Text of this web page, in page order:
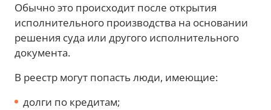
Обычно это происходит после открытия
исполнительного производства на основании
решения суда или другого исполнительного
документа.
В реестр могут попасть люди, имеющие:
долги по кредитам;